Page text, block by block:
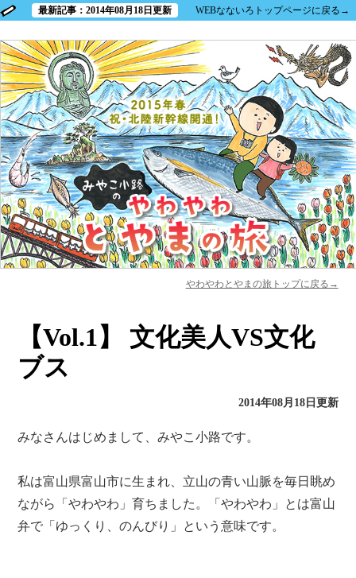
最新記事：2014年08月18日更新 WEBなないろトップページに戻る→
やわやわとやまの旅トップに戻る→
【Vol.1】 文化美人VS文化
ブス
2014年08月18日更新
みなさんはじめまして、みやこ小路です。
私は富山県富山市に生まれ、立山の青い山脈を毎日眺め
ながら「やわやわ」育ちました。
「やわやわ」とは富山
弁で「ゆっくり、のんびり」という意味です。